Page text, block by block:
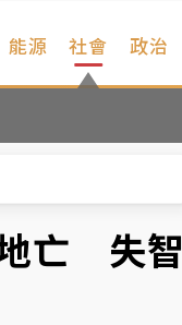
能源 社會 政治
地亡 失智